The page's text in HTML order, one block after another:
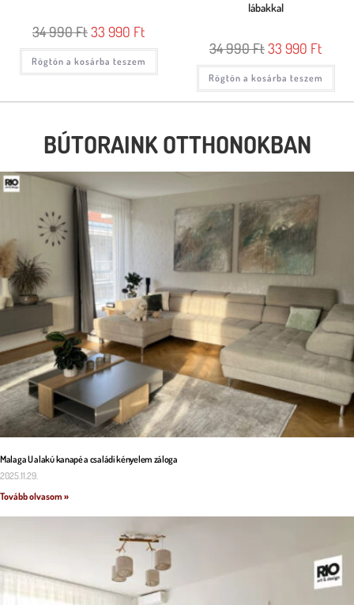
34 990Ft33 990 Ft
Rögtön a kosárba teszem
lábakkal
34 990Ft33 990 Ft
Rögtön a kosárba teszem
BÚTORAINK OTTHONOKBAN
Malaga U alakú kanapé a családi kényelem záloga
2025.11.29.
Tovább olvasom »